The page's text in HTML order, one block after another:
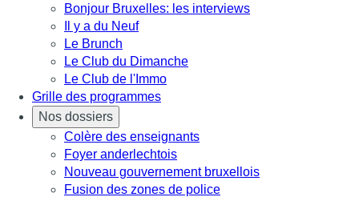
Bonjour Bruxelles: les interviews
Il y a du Neuf
Le Brunch
Le Club du Dimanche
Le Club de l'Immo
Grille des programmes
Nos dossiers
Colère des enseignants
Foyer anderlechtois
Nouveau gouvernement bruxellois
Fusion des zones de police